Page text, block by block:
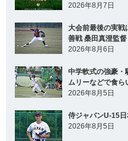
2026年8月7日
大会前最後の実戦
善戦 桑田真澄監
2026年8月6日
中学軟式の強豪・
ムリーなどで食ら
2026年8月5日
侍ジャパンU-15
2026年8月5日